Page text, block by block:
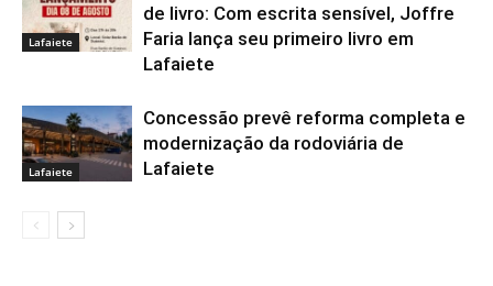
Lafaiete
de livro: Com escrita sensível, Joffre
Faria lança seu primeiro livro em
Lafaiete
Lafaiete
Concessão prevê reforma completa e
modernização da rodoviária de
Lafaiete